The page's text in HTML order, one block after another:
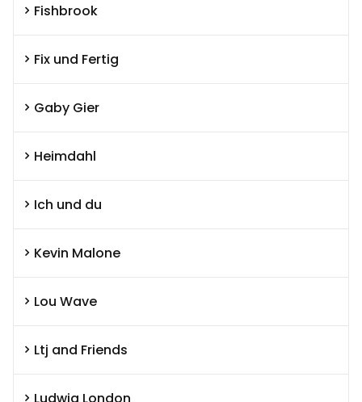
Fishbrook
Fix und Fertig
Gaby Gier
Heimdahl
Ich und du
Kevin Malone
Lou Wave
Ltj and Friends
Ludwig London